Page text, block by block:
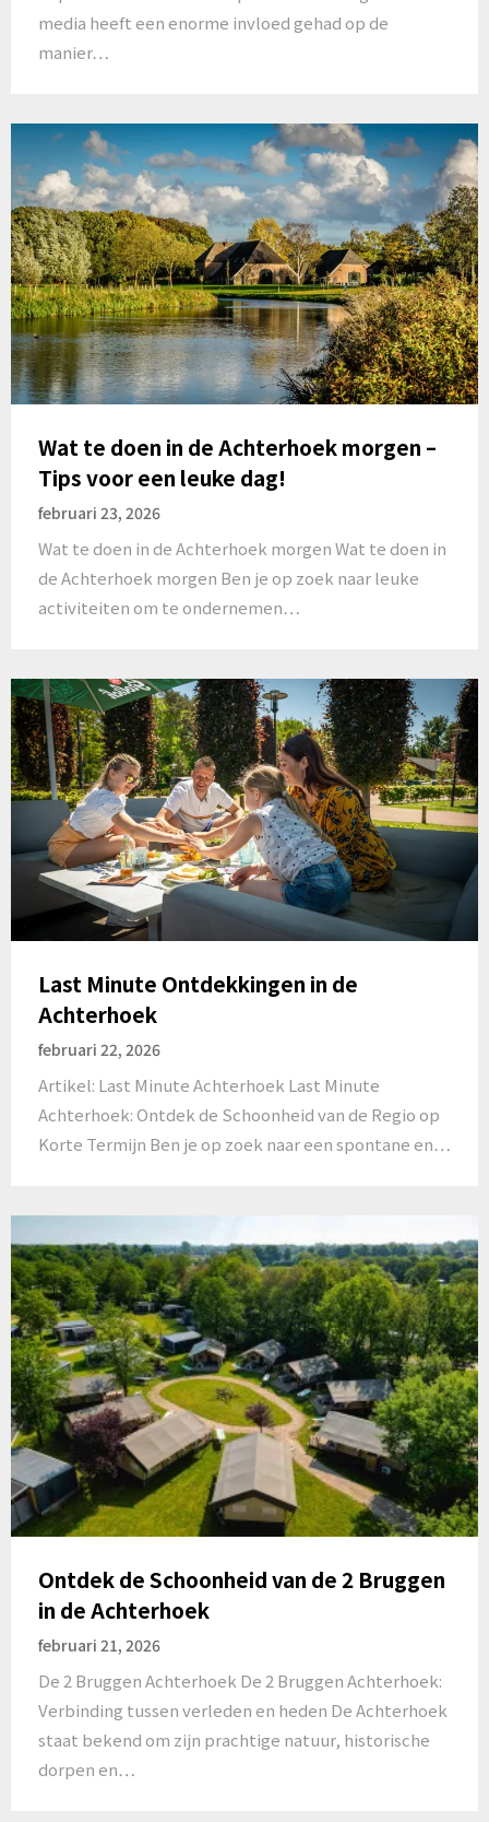
media heeft een enorme invloed gehad op de
manier…
Wat te doen in de Achterhoek morgen –
Tips voor een leuke dag!
februari 23, 2026
Wat te doen in de Achterhoek morgen Wat te doen in
de Achterhoek morgen Ben je op zoek naar leuke
activiteiten om te ondernemen…
Last Minute Ontdekkingen in de
Achterhoek
februari 22, 2026
Artikel: Last Minute Achterhoek Last Minute
Achterhoek: Ontdek de Schoonheid van de Regio op
Korte Termijn Ben je op zoek naar een spontane en…
Ontdek de Schoonheid van de 2 Bruggen
in de Achterhoek
februari 21, 2026
De 2 Bruggen Achterhoek De 2 Bruggen Achterhoek:
Verbinding tussen verleden en heden De Achterhoek
staat bekend om zijn prachtige natuur, historische
dorpen en…